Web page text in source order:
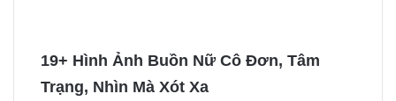
19+ Hình Ảnh Buồn Nữ Cô Đơn, Tâm
Trạng, Nhìn Mà Xót Xa